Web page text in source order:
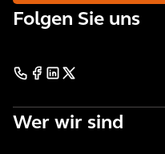
Folgen Sie uns
Wer wir sind